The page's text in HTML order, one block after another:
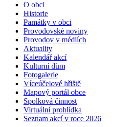
O obci
Historie
Památky v obci
Provodovské noviny
Provodov v médiích
Aktuality
Kalendář akcí
Kulturní dům
Fotogalerie
Víceúčelové hřiště
Mapový portál obce
Spolková činnost
Virtuální prohlídka
Seznam akcí v roce 2026